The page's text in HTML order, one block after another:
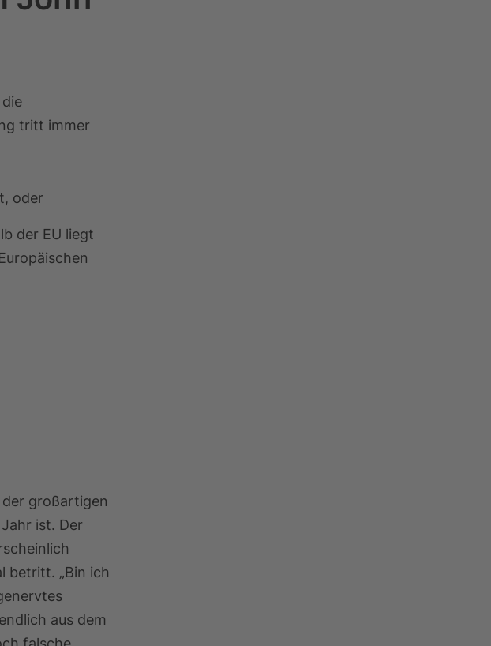
tritt immer
oder
der EU liegt
großartigen
ist. Der
betritt. „Bin ich
aus dem